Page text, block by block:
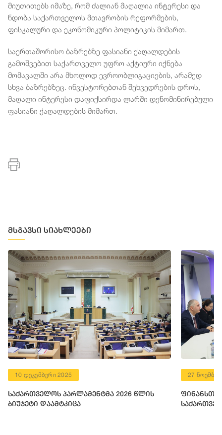
მიუთითებს იმაზე, რომ ძალიან მაღალია ინტერესი და
ნდობა საქართველოს მთავრობის რეფორმების,
ფისკალური და ეკონომიკური პოლიტიკის მიმართ.
საერთაშორისო ბაზრებზე ფასიანი ქაღალდების
გამოშვებით საქართველო უფრო აქტიური იქნება
მომავალში არა მხოლოდ ევროობლიგაციების, არამედ
სხვა ბაზრებზეც. ინვესტორებთან შეხვედრების დროს,
მაღალი ინტერესი დაფიქსირდა ლარში დენომინირებული
ფასიანი ქაღალდების მიმართ.
მსგავსი სიახლეები
10 დეკემბერი 2025
საქართველოს პარლამენტმა 2026 წლის
ბიუჯეტი დაამტკიცა
27
ფინანსთა